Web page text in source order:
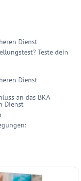
Dienst
Teste dein
Dienst
an das BKA
Dienst